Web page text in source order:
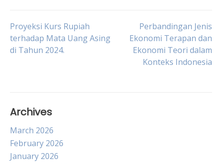
Post
navigation
Proyeksi Kurs Rupiah
terhadap Mata Uang Asing
di Tahun 2024.
Perbandingan Jenis
Ekonomi Terapan dan
Ekonomi Teori dalam
Konteks Indonesia
Archives
March 2026
February 2026
January 2026